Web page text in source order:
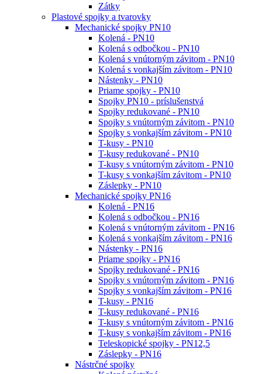
Zátky
Plastové spojky a tvarovky
Mechanické spojky PN10
Kolená - PN10
Kolená s odbočkou - PN10
Kolená s vnútorným závitom - PN10
Kolená s vonkajším závitom - PN10
Nástenky - PN10
Priame spojky - PN10
Spojky PN10 - príslušenstvá
Spojky redukované - PN10
Spojky s vnútorným závitom - PN10
Spojky s vonkajším závitom - PN10
T-kusy - PN10
T-kusy redukované - PN10
T-kusy s vnútorným závitom - PN10
T-kusy s vonkajším závitom - PN10
Záslepky - PN10
Mechanické spojky PN16
Kolená - PN16
Kolená s odbočkou - PN16
Kolená s vnútorným závitom - PN16
Kolená s vonkajším závitom - PN16
Nástenky - PN16
Priame spojky - PN16
Spojky redukované - PN16
Spojky s vnútorným závitom - PN16
Spojky s vonkajším závitom - PN16
T-kusy - PN16
T-kusy redukované - PN16
T-kusy s vnútorným závitom - PN16
T-kusy s vonkajším závitom - PN16
Teleskopické spojky - PN12,5
Záslepky - PN16
Nástrčné spojky